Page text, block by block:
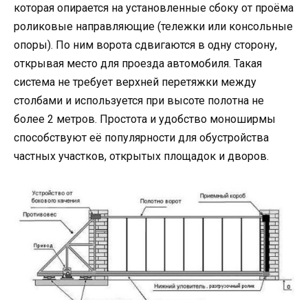
которая опирается на установленные сбоку от проёма
роликовые направляющие (тележки или консольные
опоры). По ним ворота сдвигаются в одну сторону,
открывая место для проезда автомобиля. Такая
система не требует верхней перетяжки между
столбами и используется при высоте полотна не
более 2 метров. Простота и удобство моноширмы
способствуют её популярности для обустройства
частных участков, открытых площадок и дворов.